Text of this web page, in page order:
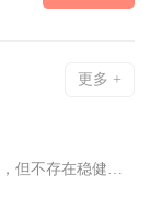
更多 +